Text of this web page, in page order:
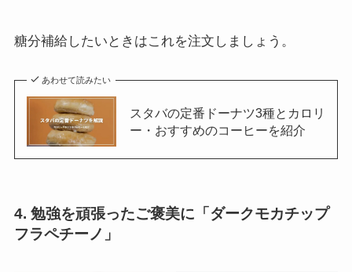
糖分補給したいときはこれを注文しましょう。
あわせて読みたい
スタバの定番ドーナツ3種とカロリ
ー・おすすめのコーヒーを紹介
4. 勉強を頑張ったご褒美に「ダークモカチップ
フラペチーノ」